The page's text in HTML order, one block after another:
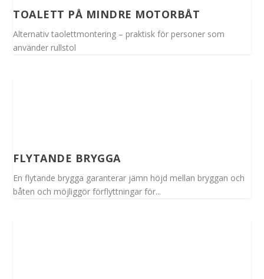
TOALETT PÅ MINDRE MOTORBÅT
Alternativ taolettmontering – praktisk för personer som
använder rullstol
FLYTANDE BRYGGA
En flytande brygga garanterar jämn höjd mellan bryggan och
båten och möjliggör förflyttningar för...